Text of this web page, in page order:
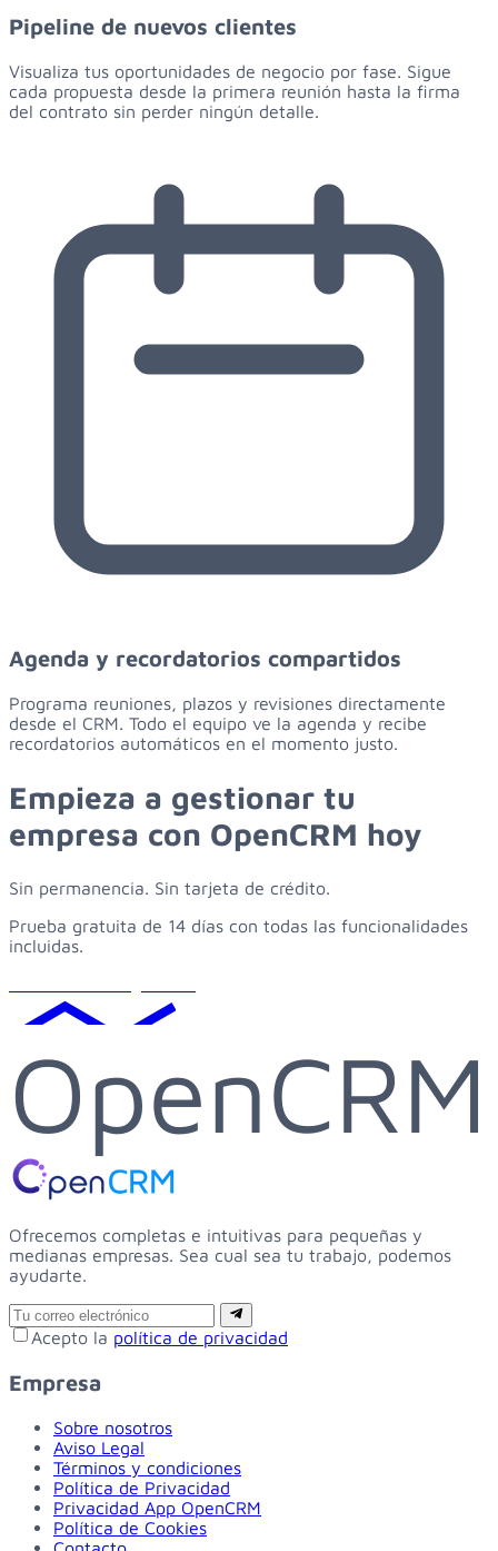
Pipeline de nuevos clientes
Visualiza tus oportunidades de negocio por fase. Sigue
cada propuesta desde la primera reunión hasta la firma
del contrato sin perder ningún detalle.
Agenda y recordatorios compartidos
Programa reuniones, plazos y revisiones directamente
desde el CRM. Todo el equipo ve la agenda y recibe
recordatorios automáticos en el momento justo.
Empieza a gestionar tu
empresa con OpenCRM hoy
Sin permanencia. Sin tarjeta de crédito.
Prueba gratuita de 14 días con todas las funcionalidades
incluidas.
OpenCRM
Ofrecemos completas e intuitivas para pequeñas y
medianas empresas. Sea cual sea tu trabajo, podemos
ayudarte.
Email
Suscribirse
Acepto la política de privacidad
Empresa
Sobre nosotros
Aviso Legal
Términos y condiciones
Política de Privacidad
Privacidad App OpenCRM
Política de Cookies